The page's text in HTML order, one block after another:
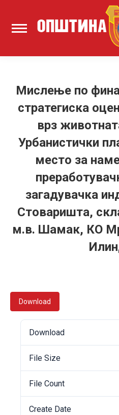
Мислење по
стратегиска
врз
Урбанистички
место за
загадувачка
Стоваришта,
м.в. Шамак, КО
Download
Download
File Size
File Count
Create Date